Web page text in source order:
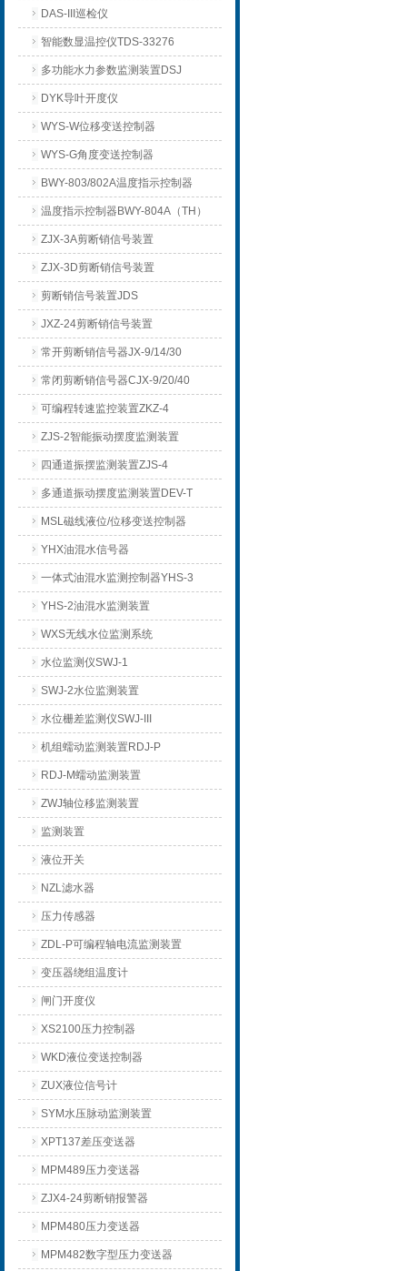
DAS-III巡检仪
智能数显温控仪TDS-33276
多功能水力参数监测装置DSJ
DYK导叶开度仪
WYS-W位移变送控制器
WYS-G角度变送控制器
BWY-803/802A温度指示控制器
温度指示控制器BWY-804A（TH）
ZJX-3A剪断销信号装置
ZJX-3D剪断销信号装置
剪断销信号装置JDS
JXZ-24剪断销信号装置
常开剪断销信号器JX-9/14/30
常闭剪断销信号器CJX-9/20/40
可编程转速监控装置ZKZ-4
ZJS-2智能振动摆度监测装置
四通道振摆监测装置ZJS-4
多通道振动摆度监测装置DEV-T
MSL磁线液位/位移变送控制器
YHX油混水信号器
一体式油混水监测控制器YHS-3
YHS-2油混水监测装置
WXS无线水位监测系统
水位监测仪SWJ-1
SWJ-2水位监测装置
水位栅差监测仪SWJ-III
机组蠕动监测装置RDJ-P
RDJ-M蠕动监测装置
ZWJ轴位移监测装置
监测装置
液位开关
NZL滤水器
压力传感器
ZDL-P可编程轴电流监测装置
变压器绕组温度计
闸门开度仪
XS2100压力控制器
WKD液位变送控制器
ZUX液位信号计
SYM水压脉动监测装置
XPT137差压变送器
MPM489压力变送器
ZJX4-24剪断销报警器
MPM480压力变送器
MPM482数字型压力变送器